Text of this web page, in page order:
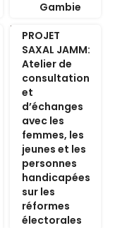
Gambie
PROJET
SAXAL JAMM:
Atelier de
consultation
et
d’échanges
avec les
femmes, les
jeunes et les
personnes
handicapées
sur les
réformes
électorales